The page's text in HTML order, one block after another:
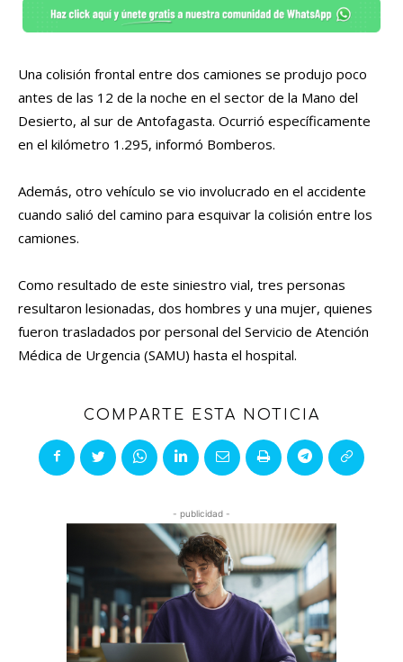
Una colisión frontal entre dos camiones se produjo poco
antes de las 12 de la noche en el sector de la Mano del
Desierto, al sur de Antofagasta. Ocurrió específicamente
en el kilómetro 1.295, informó Bomberos.
Además, otro vehículo se vio involucrado en el accidente
cuando salió del camino para esquivar la colisión entre los
camiones.
Como resultado de este siniestro vial, tres personas
resultaron lesionadas, dos hombres y una mujer, quienes
fueron trasladados por personal del Servicio de Atención
Médica de Urgencia (SAMU) hasta el hospital.
COMPARTE ESTA NOTICIA
- publicidad -